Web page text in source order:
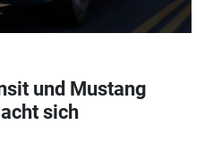
und Mustang
sich